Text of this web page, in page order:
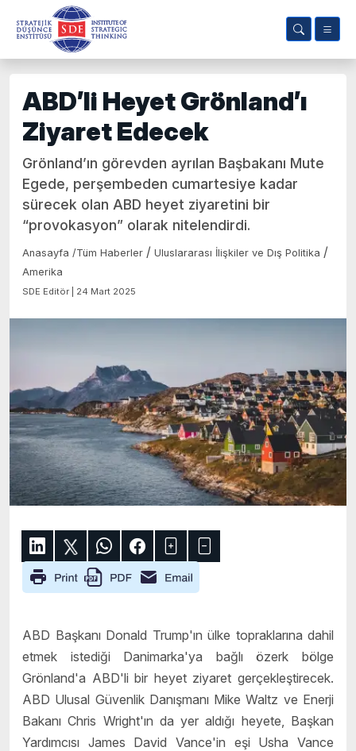
ABD’li Heyet Grönland’ı
Ziyaret Edecek
Grönland’ın görevden ayrılan Başbakanı Mute
Egede, perşembeden cumartesiye kadar
sürecek olan ABD heyet ziyaretini bir
“provokasyon” olarak nitelendirdi.
Anasayfa /Tüm Haberler / Uluslararası İlişkiler ve Dış Politika /
Amerika
SDE Editör | 24 Mart 2025
ABD Başkanı Donald Trump'ın ülke topraklarına dahil
etmek istediği Danimarka'ya bağlı özerk bölge
Grönland'a ABD'li bir heyet ziyaret gerçekleştirecek.
ABD Ulusal Güvenlik Danışmanı Mike Waltz ve Enerji
Bakanı Chris Wright'ın da yer aldığı heyete, Başkan
Yardımcısı James David Vance'in eşi Usha Vance